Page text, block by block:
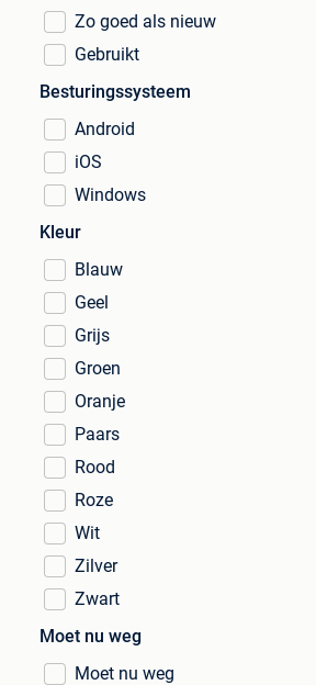
Zo goed als nieuw
Gebruikt
Besturingssysteem
Android
iOS
Windows
Kleur
Blauw
Geel
Grijs
Groen
Oranje
Paars
Rood
Roze
Wit
Zilver
Zwart
Moet nu weg
Moet nu weg